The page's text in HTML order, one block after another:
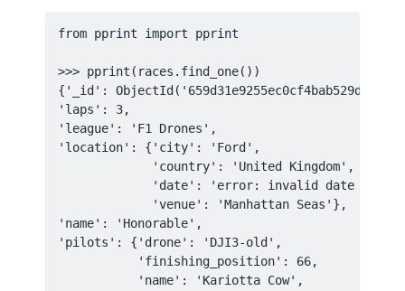
from pprint import pprint
>>> pprint(races.find_one())
{'_id': ObjectId('659d31e9255ec0cf4bab529d'),
'laps': 3,
'league': 'F1 Drones',
'location': {'city': 'Ford',
             'country': 'United Kingdom',
'date': 'error: invalid date
             'venue': 'Manhattan Seas'},
'name': 'Honorable',
'pilots': {'drone': 'DJI3-old',
           'finishing_position': 66,
           'name': 'Kariotta Cow',